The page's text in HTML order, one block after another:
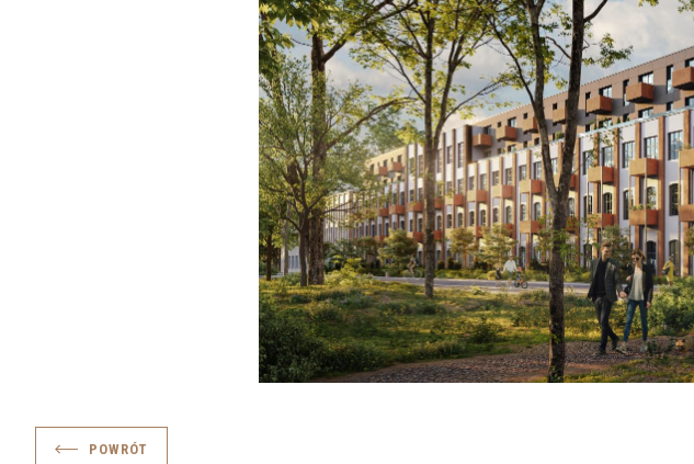
WROCŁAW
BIELSKO-BIAŁA
POWRÓT